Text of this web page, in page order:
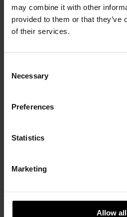
may combine it with other
provided to them or that they’ve
of their services.
Selection
Necessary
Preferences
Statistics
Marketing
Allow all